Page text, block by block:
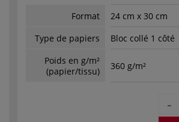
Format
24 cm x 30 cm
Type de papiers
Bloc collé 1 côté
Poids en g/m²
(papier/tissu)
360 g/m²
-